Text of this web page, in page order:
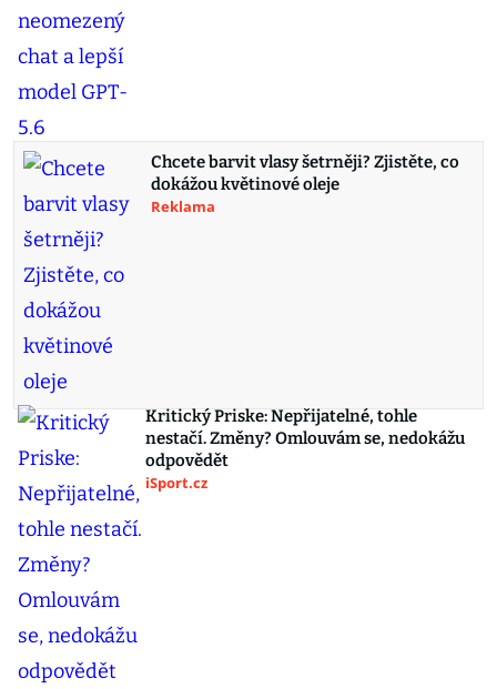
Chcete barvit vlasy šetrněji? Zjistěte, co
dokážou květinové oleje
Reklama
Kritický Priske: Nepřijatelné, tohle
nestačí. Změny? Omlouvám se, nedokážu
odpovědět
iSport.cz